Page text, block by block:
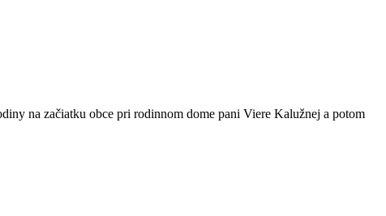
na začiatku obce pri rodinnom dome pani Viere Kalužnej a potom